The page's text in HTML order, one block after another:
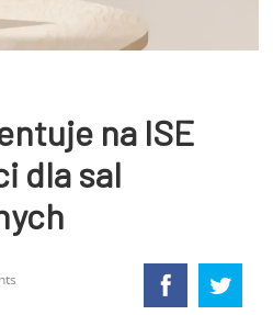
na ISE
dla sal